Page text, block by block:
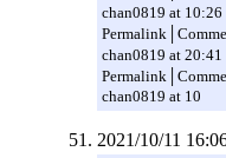
chan0819 at 10:26
chan0819 at 20:41
chan0819 at 10
2021/10/11